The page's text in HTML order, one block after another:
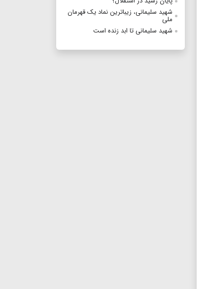
شهید سلیمانی، زیباترین نماد یک قهرمان
ملی
شهید سلیمانی تا ابد زنده است